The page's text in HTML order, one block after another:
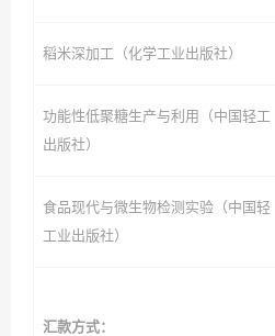
稻米深加工（化学工业出版社）
功能性低聚糖生产与利用（中国轻工
出版社）
食品现代与微生物检测实验（中国轻
工业出版社）
汇款方式：